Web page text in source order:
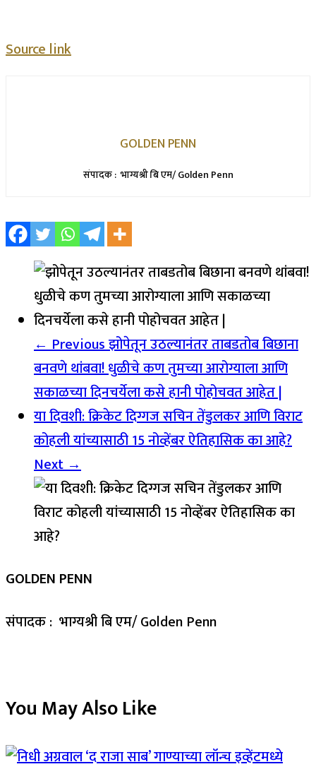
Source link
GOLDEN PENN
संपादक : भाग्यश्री बि एम/ Golden Penn
← Previousझोपेतून उठल्यानंतर ताबडतोब बिछाना
बनवणे थांबवा! धुळीचे कण तुमच्या आरोग्याला आणि
सकाळच्या दिनचर्येला कसे हानी पोहोचवत आहेत |
या दिवशी: क्रिकेट दिग्गज सचिन तेंडुलकर आणि विराट
कोहली यांच्यासाठी 15 नोव्हेंबर ऐतिहासिक का आहे?
Next →
GOLDEN PENN
संपादक : भाग्यश्री बि एम/ Golden Penn
You May Also Like